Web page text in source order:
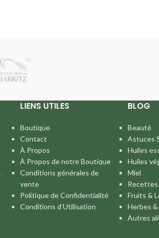
LIENS UTILES
Boutique
Contact
À Propos
À Propos de notre Boutique
Conditions générales de
vente
Politique de Confidentialité
Conditions d’Utilisation
BLOG
Beauté
Astuces
Huiles
Huiles
Miel
Fruits &
Herbes
Autres